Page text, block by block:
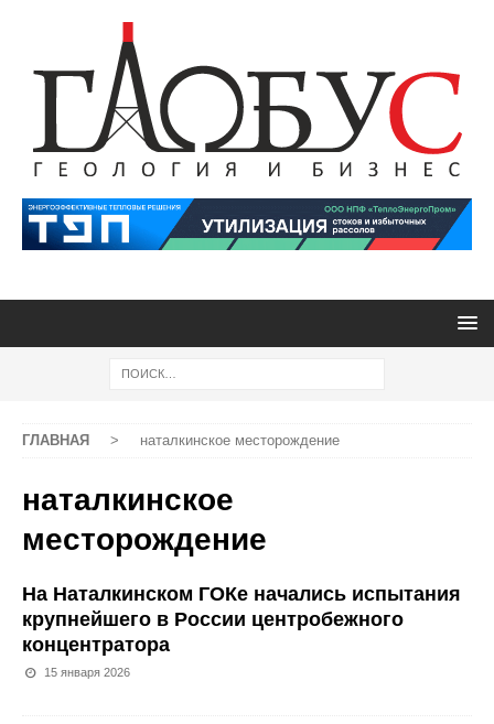
ГЛАВНАЯ > наталкинское месторождение
наталкинское
месторождение
На Наталкинском ГОКе начались испытания
крупнейшего в России центробежного
концентратора
15 января 2026